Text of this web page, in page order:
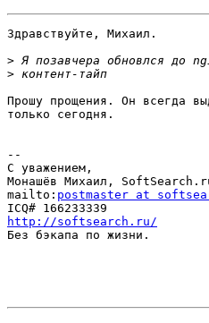
Здравствуйте, Михаил.
>
>
Прошу прощения. Он всегда
только сегодня.
--
С уважением,
Монашёв Михаил,
mailto: postmaster at
http://softsearch.ru/
Без бэкапа по жизни.